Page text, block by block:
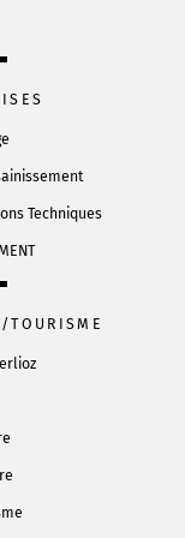
Techniques
TOURISME